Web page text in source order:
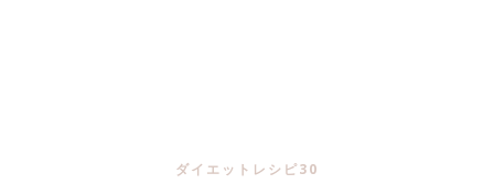
ダイエットレシピ30